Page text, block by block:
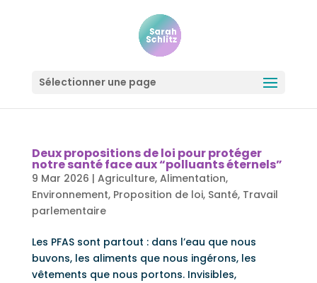
Sélectionner une page
Deux propositions de loi pour protéger
notre santé face aux “polluants éternels”
9 Mar 2026 | Agriculture, Alimentation,
Environnement, Proposition de loi, Santé, Travail
parlementaire
Les PFAS sont partout : dans l’eau que nous
buvons, les aliments que nous ingérons, les
vêtements que nous portons. Invisibles,